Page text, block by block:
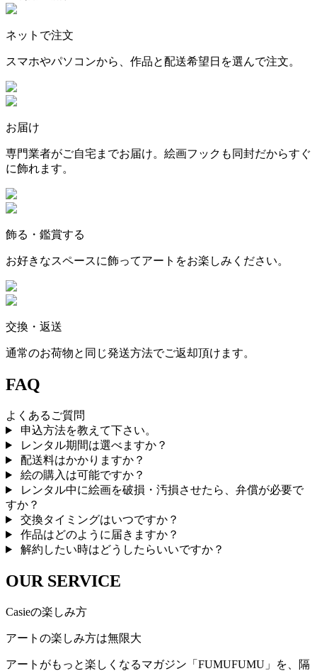
ネットで注文
スマホやパソコンから、作品と配送希望日を選んで注文。
お届け
専門業者がご自宅までお届け。絵画フックも同封だからすぐ
に飾れます。
飾る・鑑賞する
お好きなスペースに飾ってアートをお楽しみください。
交換・返送
通常のお荷物と同じ発送方法でご返却頂けます。
FAQ
よくあるご質問
申込方法を教えて下さい。
レンタル期間は選べますか？
配送料はかかりますか？
絵の購入は可能ですか？
レンタル中に絵画を破損・汚損させたら、弁償が必要で
すか？
交換タイミングはいつですか？
作品はどのように届きますか？
解約したい時はどうしたらいいですか？
OUR SERVICE
Casieの楽しみ方
アートの楽しみ方は無限大
アートがもっと楽しくなるマガジン「FUMUFUMU」を、隔